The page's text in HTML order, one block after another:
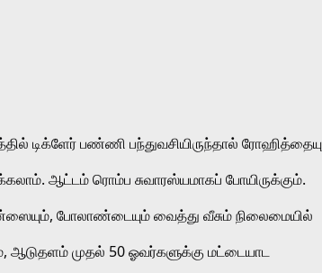
டிக்ளேர் பண்ணி பந்துவசியிருந்தால்
ஆட்டம் ரொம்ப சுவாரஸ்யமாகப் போயிருக்கும்.
போலாண்டையும் வைத்து வீசும் நிலைமையில்
ஆடுதளம் முதல் 50 ஓவர்களுக்கு மட்டையாட